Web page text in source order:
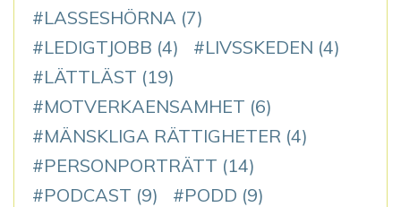
LASSESHÖRNA (7)
LEDIGTJOBB (4) LIVSSKEDEN (4)
LÄTTLÄST (19)
MOTVERKAENSAMHET (6)
MÄNSKLIGA RÄTTIGHETER (4)
PERSONPORTRÄTT (14)
PODCAST (9) PODD (9)